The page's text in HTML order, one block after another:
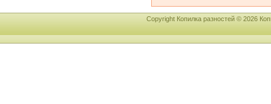
Copyright Копилка разностей © 2026